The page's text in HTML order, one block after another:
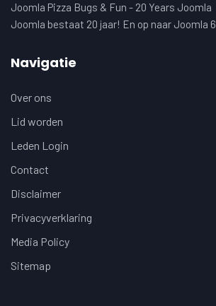
Joomla Pizza Bugs & Fun - 20 Years Joomla
Joomla bestaat 20 jaar! En op naar Joomla 6
Navigatie
Over ons
Lid worden
Leden Login
Contact
Disclaimer
Privacyverklaring
Media Policy
Sitemap